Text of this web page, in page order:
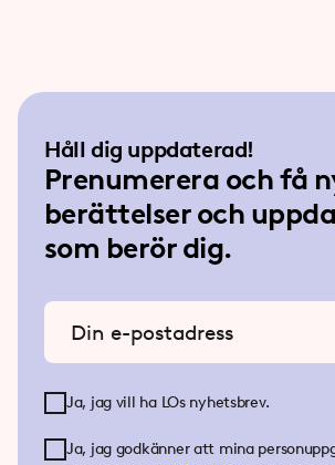
Håll dig uppdaterad!
Prenumerera och få
berättelser och
som berör dig.
Ange din e-postadress
Ja, jag vill ha LOs nyhetsbrev.
Ja, jag godkänner att mina